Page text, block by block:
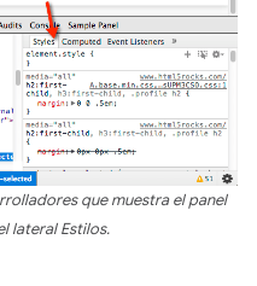
que muestra el panel
lateral Estilos.